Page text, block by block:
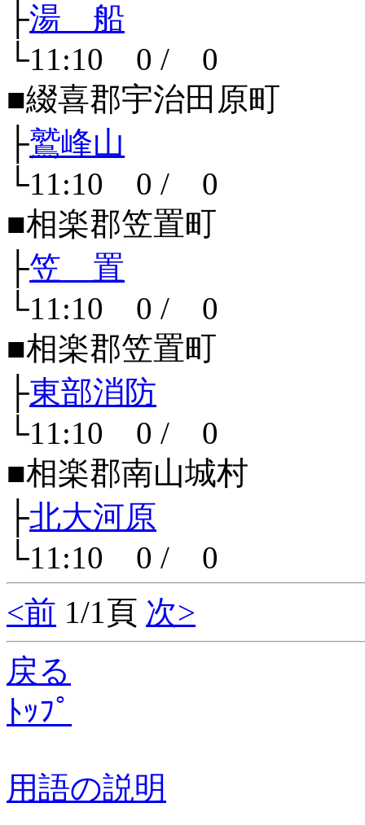
├湯 船
└11:10 0 / 0
■綴喜郡宇治田原町
├鷲峰山
└11:10 0 / 0
■相楽郡笠置町
├笠 置
└11:10 0 / 0
■相楽郡笠置町
├東部消防
└11:10 0 / 0
■相楽郡南山城村
├北大河原
└11:10 0 / 0
<前 1/1頁 次>
戻る
ﾄｯﾌﾟ
用語の説明